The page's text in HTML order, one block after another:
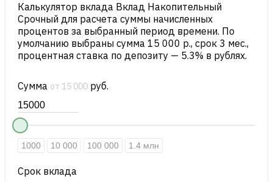
Калькулятор вклада Вклад Накопительный
Срочный для расчета суммы начисленных
процентов за выбранный период времени. По
умолчанию выбраны сумма 15 000 р., срок 3 мес.,
процентная ставка по депозиту — 5.3% в рублях.
Сумма от 15 000руб.
1000 10 000 100 000 1.4 млн
Срок вклада